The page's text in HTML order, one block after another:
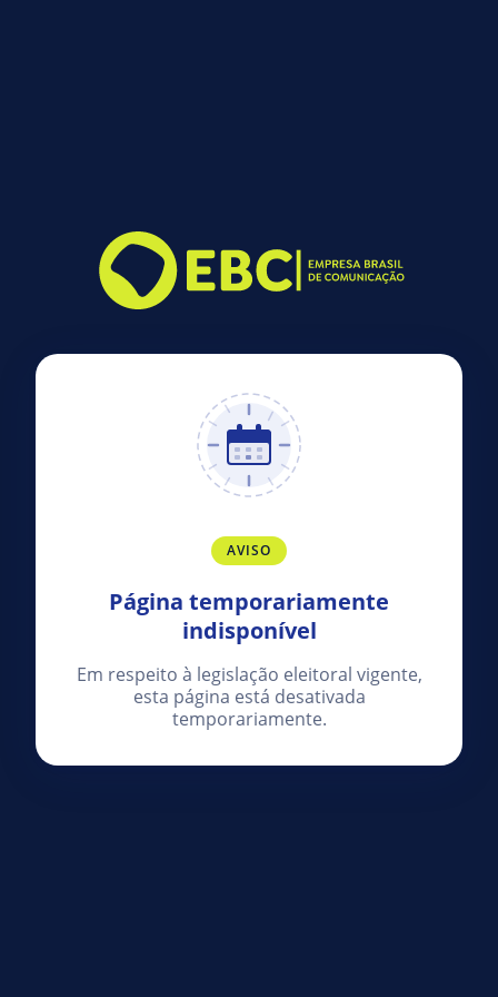
AVISO
Página temporariamente
indisponível
Em respeito à legislação eleitoral vigente,
esta página está desativada
temporariamente.